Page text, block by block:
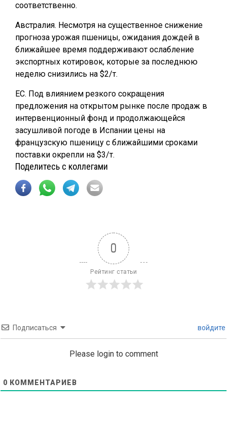
соответственно.
Австралия. Несмотря на существенное снижение
прогноза урожая пшеницы, ожидания дождей в
ближайшее время поддерживают ослабление
экспортных котировок, которые за последнюю
неделю снизились на $2/т.
ЕС. Под влиянием резкого сокращения
предложения на открытом рынке после продаж в
интервенционный фонд и продолжающейся
засушливой погоде в Испании цены на
французскую пшеницу с ближайшими сроками
поставки окрепли на $3/т.
Поделитесь с коллегами
0
Рейтинг статьи
Подписаться войдите
Please login to comment
0 КОММЕНТАРИЕВ